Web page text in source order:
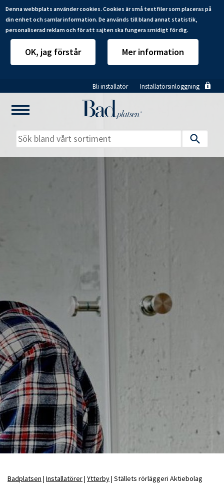
Denna webbplats använder cookies. Cookies är små textfiler som placeras på
din enhet och samlar information. De används till bland annat statistik,
personaliserad reklam och för att sajten ska fungera smidigt för dig.
OK, jag förstår Mer information
till
huvudinnehåll
Bli installatör Installatörsinloggning
Våra varumärken
Badplatsen Installatörer Ytterby Ställets rörläggeri Aktiebolag